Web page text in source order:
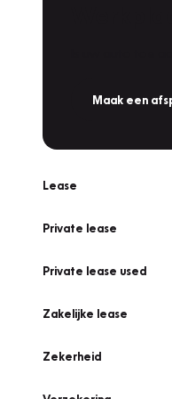
Maak een
Lease
Private lease
Private lease used
Zakelijke lease
Zekerheid